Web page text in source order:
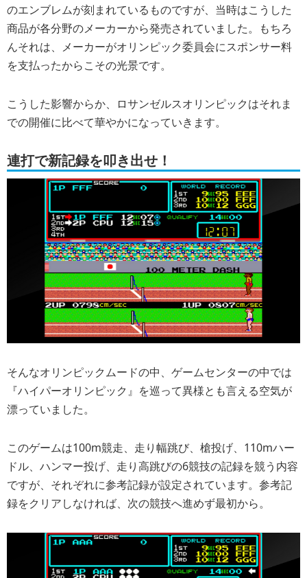
のエンブレムが刻まれているものですが、当時はこうした
商品が各分野のメーカーから発売されていました。もちろ
んそれは、メーカーがオリンピック委員会にスポンサー料
を支払ったからこその光景です。
こうした影響からか、ロサンゼルスオリンピックはそれま
での開催に比べて華やかになっていきます。
連打で新記録を叩き出せ！
そんなオリンピックムードの中、ゲームセンターの中では
『ハイパーオリンピック』を巡って異様とも言える空気が
漂っていました。
このゲームは100m競走、走り幅跳び、槍投げ、110mハー
ドル、ハンマー投げ、走り高跳びの6競技の記録を競う内容
ですが、それぞれに参考記録が設定されています。参考記
録をクリアしなければ、次の競技へ進めず最初から。